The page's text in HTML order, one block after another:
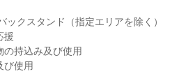
クスタンド（指定エリアを除く）
援
持込み及び使用
使用